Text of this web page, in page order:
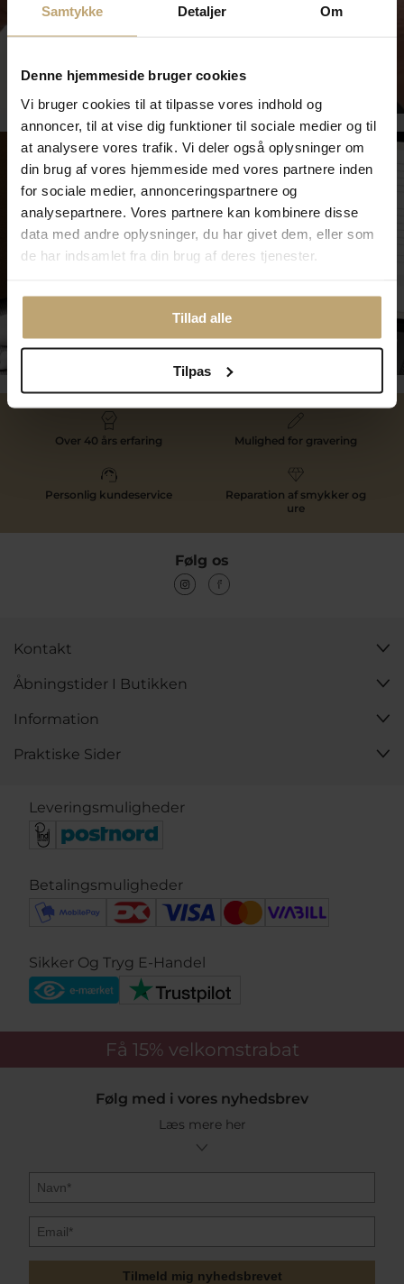
Samtykke Detaljer Om
Denne hjemmeside bruger cookies
Vi bruger cookies til at tilpasse vores indhold og
annoncer, til at vise dig funktioner til sociale medier og til
at analysere vores trafik. Vi deler også oplysninger om
din brug af vores hjemmeside med vores partnere inden
for sociale medier, annonceringspartnere og
analysepartnere. Vores partnere kan kombinere disse
data med andre oplysninger, du har givet dem, eller som
de har indsamlet fra din brug af deres tjenester.
Tillad alle
Tilpas
Smykkepleje
Tilmeld dig kundeklubben
Over 40 års erfaring Mulighed for gravering
Personlig kundeservice
Reparation af smykker og
ure
Følg os
Kontakt
Åbningstider I Butikken
Information
Praktiske Sider
Leveringsmuligheder
Betalingsmuligheder
Sikker Og Tryg E-Handel
Få 15% velkomstrabat
Følg med i vores nyhedsbrev
Læs mere her
Tilmeld mig nyhedsbrevet